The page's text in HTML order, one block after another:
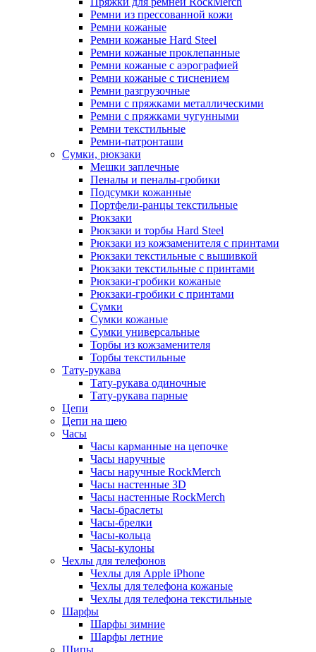
Ремни из прессованной кожи
Ремни кожаные
Ремни кожаные Hard Steel
Ремни кожаные проклепанные
Ремни кожаные с аэрографией
Ремни кожаные с тиснением
Ремни разгрузочные
Ремни с пряжками металлическими
Ремни с пряжками чугунными
Ремни текстильные
Ремни-патронташи
Сумки, рюкзаки
Мешки заплечные
Пеналы и пеналы-гробики
Подсумки кожанные
Портфели-ранцы текстильные
Рюкзаки
Рюкзаки и торбы Hard Steel
Рюкзаки из кожзаменителя с принтами
Рюкзаки текстильные с вышивкой
Рюкзаки текстильные с принтами
Рюкзаки-гробики кожаные
Рюкзаки-гробики с принтами
Сумки
Сумки кожаные
Сумки универсальные
Торбы из кожзаменителя
Торбы текстильные
Тату-рукава
Тату-рукава одиночные
Тату-рукава парные
Цепи
Цепи на шею
Часы
Часы карманные на цепочке
Часы наручные
Часы наручные RockMerch
Часы настенные 3D
Часы настенные RockMerch
Часы-браслеты
Часы-брелки
Часы-кольца
Часы-кулоны
Чехлы для телефонов
Чехлы для Apple iPhone
Чехлы для телефона кожаные
Чехлы для телефона текстильные
Шарфы
Шарфы зимние
Шарфы летние
Шипы